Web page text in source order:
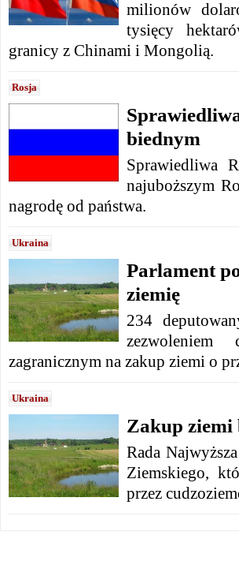
milionów
tysięcy
granicy z Chinami i Mongolią.
Rosja
biednym
Sprawiedliwa
najuboższym
nagrodę od państwa.
Ukraina
Parlament
ziemię
234
zezwoleniem
zagranicznym na zakup ziemi o
Ukraina
Zakup ziemi
Rada
Ziemskiego,
przez